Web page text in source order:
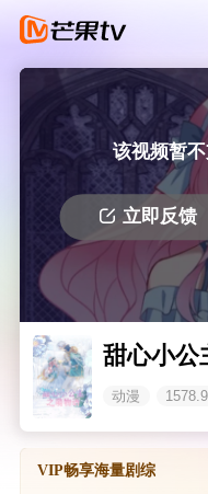
该视频暂
立即反馈
甜心小公
动漫
VIP畅享海量剧综